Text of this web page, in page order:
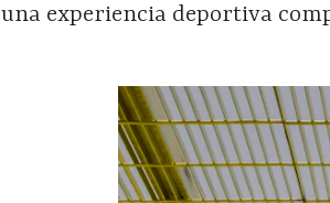
una experiencia deportiva